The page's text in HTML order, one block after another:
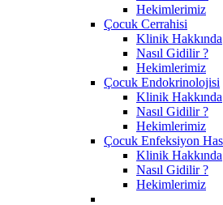
Hekimlerimiz
Çocuk Cerrahisi
Klinik Hakkında
Nasıl Gidilir ?
Hekimlerimiz
Çocuk Endokrinolojisi
Klinik Hakkında
Nasıl Gidilir ?
Hekimlerimiz
Çocuk Enfeksiyon
Klinik Hakkında
Nasıl Gidilir ?
Hekimlerimiz